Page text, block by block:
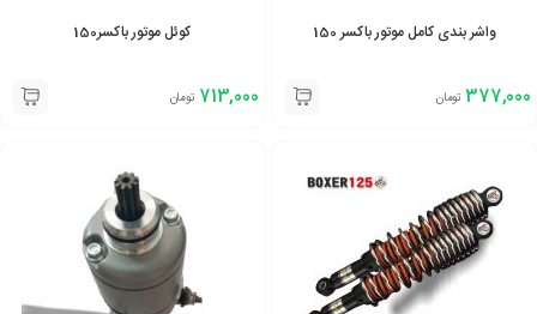
واشر بندی کامل موتور باکسر 150
377,000 تومان
کوئل موتور باکسر150
713,000 تومان